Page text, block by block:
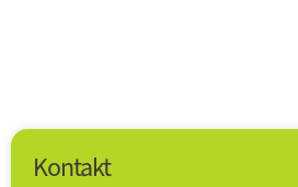
Kontakt